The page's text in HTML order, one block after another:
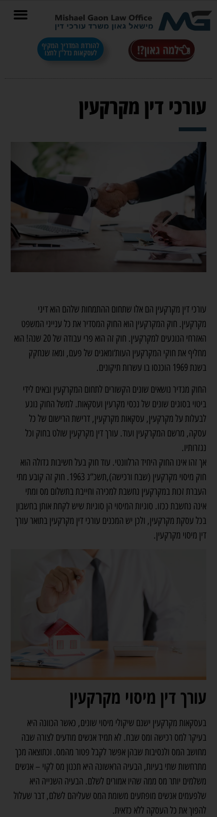
למה גאון?! להורדת המדריך המקיף
לעסקאות נדל"ן לחצו
עורכי דין מקרקעין
עורכי דין מקרקעין הם אלו שתחום ההתמחות שלהם הוא דיני
מקרקעין. חוק המקרקעין הוא החוק המסדיר את כל ענייני המשפט
האזרחי הנוגעים למקרקעין. חוק זה הוא פרי עבודה של 20 שנה! הוא
מחליף את חוקי המקרקעין העות‘ומאנים של פעם, ומאז שנחקק
בשנת 1969 הוכנסו בו עשרות תיקונים.
החוק מגדיר נושאים שונים הקשורים לתחום המקרקעין ובאים לידי
ביטוי בסוגים שונים של נכסי מקרעין ועסקאות. למשל החוק נוגע
לבעלות על מקרקעין, עסקאות מקרקעין, דרישת הרישום של כל
עסקה, מרשם המקרקעין ועוד. עורך דין מקרקעין שולט בחוק וכל
נגזרותיו.
אך זהו אינו החוק היחיד הרלוונטי. עוד חוק בעל חשיבות גדולה הוא
חוק מיסוי מקרקעין (שבח ורכישה),תשכ“ג 1963. חוק זה קובע מתי
העברת זכות במקרקעין נחשבת למכירה וחייבת בתשלום מס ומתי
אינה נחשבת ככזו. סוגיות המיסוי הן סוגיות שיש לקחת אותן בחשבון
בכל עסקת מקרקעין, ולכן יש המכנים עורכי דין מקרקעין בתואר עורך
דין מיסוי מקרקעין.
עורך דין מיסוי מקרקעין
בעסקאות מקרקעין ישנם שיקולי מיסוי שונים, כאשר הכוונה היא
בעיקר למס רכישה ומס שבח. לא תמיד אנשים מודעים לצורה שבה
מחושב המס ולנסיבות שבהן אפשר לקבל פטור מהמס. וכתוצאה מכך
מתרחשות שתי בעיות, הבעיה הראשונה היא תכנון מס לקוי – אנשים
משלמים יותר מס ממה שהיו אמורים לשלם. הבעיה השנייה היא
שלפעמים אנשים מופתעים משומת המס שעליהם לשלם, דבר שעלול
להפוך את כל העסקה ללא כדאית.